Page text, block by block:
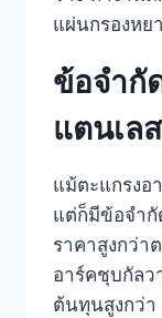
แผ่นกรองหย
ข้อจำกั
แตนเลส
แม้ตะแกรงอ
แต่ก็มีข้อจำ
ราคาสูงกว่า
อาร์คชุบกัลว
ต้นทุนสูงกว่า